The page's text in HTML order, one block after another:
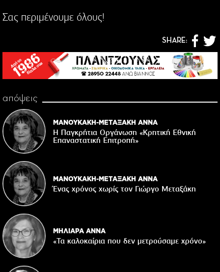
Σας περιμένουμε όλους!
SHARE:
απόψεις
ΜΑΝΟΥΚΑΚΗ-ΜΕΤΑΞΑΚΗ ΑΝΝΑ
Η Παγκρήτια Οργάνωση «Κρητική Εθνική
Επαναστατική Eπιτροπή»
ΜΑΝΟΥΚΑΚΗ-ΜΕΤΑΞΑΚΗ ΑΝΝΑ
Ένας χρόνος χωρίς τον Γιώργο Μεταξάκη
ΜΗΛΙΑΡΑ ΑΝΝΑ
«Τα καλοκαίρια που δεν μετρούσαμε χρόνο»